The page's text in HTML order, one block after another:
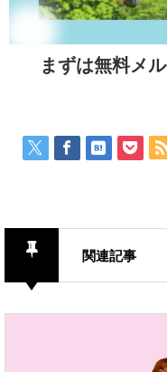
まずは無料メ
関連記事